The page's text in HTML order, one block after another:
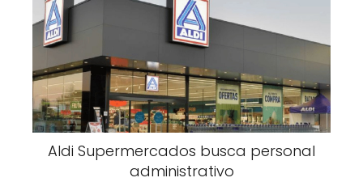
Aldi Supermercados busca personal
administrativo